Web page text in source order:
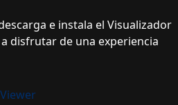
e instala el Visualizador
disfrutar de una experiencia